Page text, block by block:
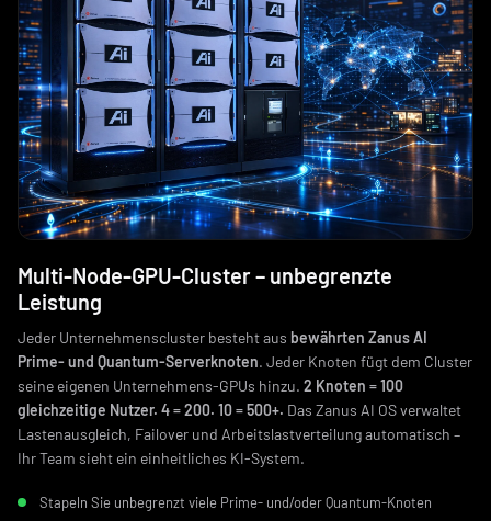
Multi-Node-GPU-Cluster – unbegrenzte
Leistung
Jeder Unternehmenscluster besteht aus bewährten Zanus AI
Prime- und Quantum-Serverknoten. Jeder Knoten fügt dem Cluster
seine eigenen Unternehmens-GPUs hinzu. 2 Knoten = 100
gleichzeitige Nutzer. 4 = 200. 10 = 500+. Das Zanus AI OS verwaltet
Lastenausgleich, Failover und Arbeitslastverteilung automatisch –
Ihr Team sieht ein einheitliches KI-System.
Stapeln Sie unbegrenzt viele Prime- und/oder Quantum-Knoten